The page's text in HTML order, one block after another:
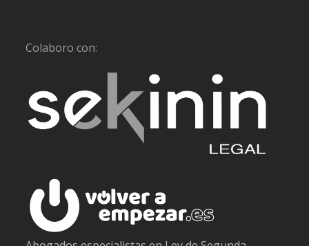
Colaboro con: